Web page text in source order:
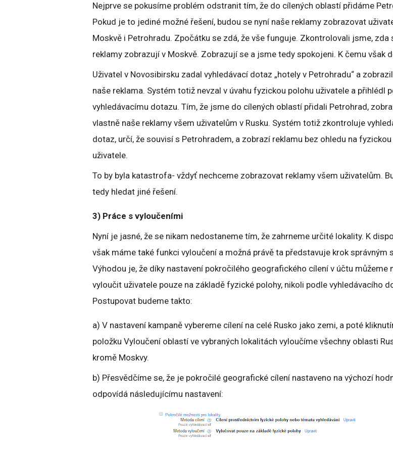
Nejprve se pokusíme problém odstranit tím, že do cílených oblastí přidáme
Pokud je to jediné možné řešení, budou se nyní naše reklamy zobrazovat
Moskvě i Petrohradu. Zpočátku se zdá, že vše funguje. Zkontrolovali jsme, zda
reklamy zobrazují v Moskvě. Zobrazují se a jsme tedy spokojeni. K čemu však
Uživatel v Novosibirsku zadal vyhledávací dotaz „hotely v Petrohradu“ a
naše reklama. Systém totiž nevzal v úvahu fyzickou polohu uživatele a přihlédl
vyhledávacímu dotazu. Tím, že jsme do cílených oblastí přidali Petrohrad,
vlastně naše reklamy všem uživatelům v Rusku. Systém totiž zkontroluje
dotaz, určí, že souvisí s Petrohradem, a zobrazí reklamu bez ohledu na
uživatele.
To by byla katastrofa- vždyť nechceme zobrazovat reklamy všem uživatelům.
tedy hledat jiné řešení.
3) Práce s vyloučeními
Nyní je jasné, že se nikam nedostaneme tím, že zahrneme určité lokality. K
však máme také funkci vyloučení a možná právě ta představuje krok správným
Výhodou je, že díky nastavení pokročilého geografického cílení v účtu můžeme
vyloučit uživatele pouze na základě fyzické polohy, nikoli podle vyhledávacího
Postupovat budeme takto:
a) V nastavení kampaně vybereme cílení na celé Rusko jako zemi, a poté
položku Vyloučení oblastí ve vybraných lokalitách vyloučíme všechny oblasti
kromě Moskvy.
b) Přesvědčíme se, že je pokročilé geografické cílení nastaveno na výchozí
odpovídá následujícímu nastavení: